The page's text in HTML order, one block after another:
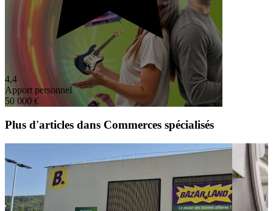
4,4
Apport personnel
50 000 €
Plus d'articles dans Commerces spécialisés